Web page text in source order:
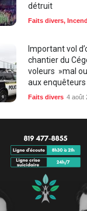
détruit
Faits divers,
Important vol
chantier du
voleurs »mal
aux enquêteurs
Faits divers 4 août